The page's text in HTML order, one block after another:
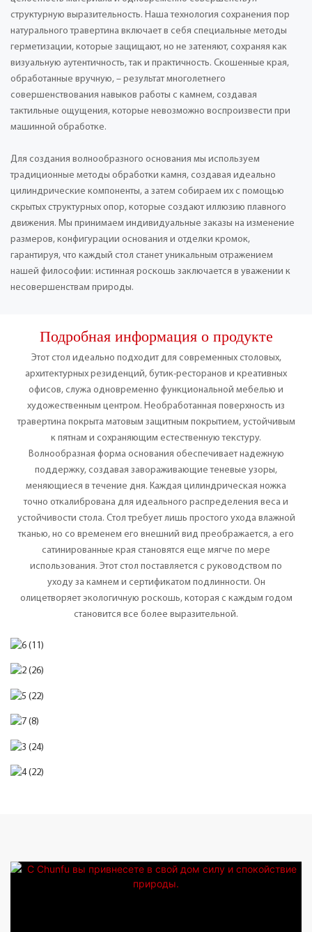
структурную выразительность. Наша технология сохранения пор
натурального травертина включает в себя специальные методы
герметизации, которые защищают, но не затеняют, сохраняя как
визуальную аутентичность, так и практичность. Скошенные края,
обработанные вручную, – результат многолетнего
совершенствования навыков работы с камнем, создавая
тактильные ощущения, которые невозможно воспроизвести при
машинной обработке.
Для создания волнообразного основания мы используем
традиционные методы обработки камня, создавая идеально
цилиндрические компоненты, а затем собираем их с помощью
скрытых структурных опор, которые создают иллюзию плавного
движения. Мы принимаем индивидуальные заказы на изменение
размеров, конфигурации основания и отделки кромок,
гарантируя, что каждый стол станет уникальным отражением
нашей философии: истинная роскошь заключается в уважении к
несовершенствам природы.
Подробная информация о продукте
Этот стол идеально подходит для современных столовых,
архитектурных резиденций, бутик-ресторанов и креативных
офисов, служа одновременно функциональной мебелью и
художественным центром. Необработанная поверхность из
травертина покрыта матовым защитным покрытием, устойчивым
к пятнам и сохраняющим естественную текстуру.
Волнообразная форма основания обеспечивает надежную
поддержку, создавая завораживающие теневые узоры,
меняющиеся в течение дня. Каждая цилиндрическая ножка
точно откалибрована для идеального распределения веса и
устойчивости стола. Стол требует лишь простого ухода влажной
тканью, но со временем его внешний вид преображается, а его
сатинированные края становятся еще мягче по мере
использования. Этот стол поставляется с руководством по
уходу за камнем и сертификатом подлинности. Он
олицетворяет экологичную роскошь, которая с каждым годом
становится все более выразительной.